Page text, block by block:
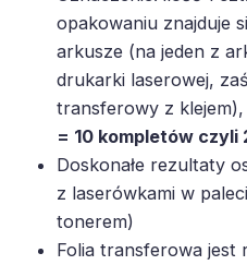
opakowaniu znajduje
arkusze (na jeden z
drukarki laserowej,
transferowy z klejem),
= 10 kompletów czyli
Doskonałe rezultaty
z laserówkami w
tonerem)
Folia transferowa jest